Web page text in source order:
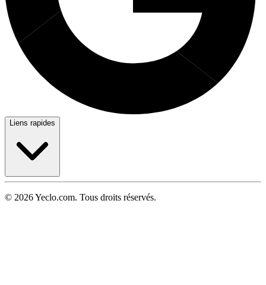
Liens rapides
© 2026 Yeclo.com. Tous droits réservés.